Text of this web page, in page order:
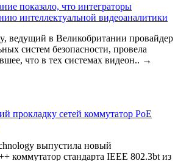
показало, что интеграторы
интеллектуальной видеоаналитики
ведущий в Великобритании провайдер
систем безопасности, провела
что в тех системах видеон.. →
сетей коммутатор PoE
выпустила новый
коммутатор стандарта IEEE 802.3bt из